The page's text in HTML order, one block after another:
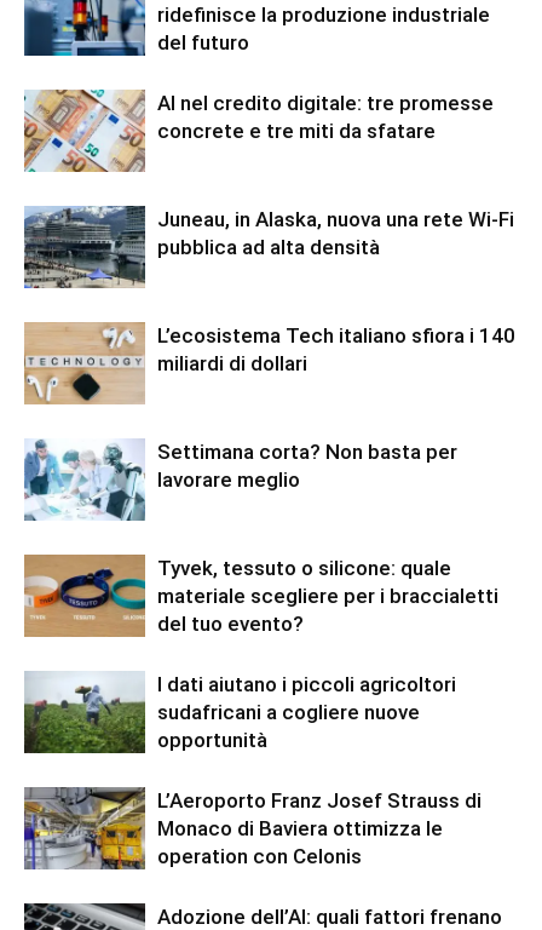
ridefinisce la produzione industriale
del futuro
AI nel credito digitale: tre promesse
concrete e tre miti da sfatare
Juneau, in Alaska, nuova una rete Wi-Fi
pubblica ad alta densità
L’ecosistema Tech italiano sfiora i 140
miliardi di dollari
Settimana corta? Non basta per
lavorare meglio
Tyvek, tessuto o silicone: quale
materiale scegliere per i braccialetti
del tuo evento?
I dati aiutano i piccoli agricoltori
sudafricani a cogliere nuove
opportunità
L’Aeroporto Franz Josef Strauss di
Monaco di Baviera ottimizza le
operation con Celonis
Adozione dell’AI: quali fattori frenano